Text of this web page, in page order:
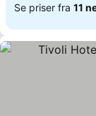
Se priser fra 11